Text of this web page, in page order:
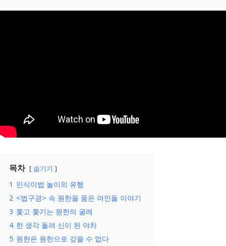
목차 숨기기
1 민식이법 놀이의 유행
2 <법구경> 속 원한을 품은 여인들 이야기
3 쫓고 쫓기는 원한의 굴레
4 한 생각 돌려 신이 된 야차
5 원한은 원한으로 갚을 수 없다